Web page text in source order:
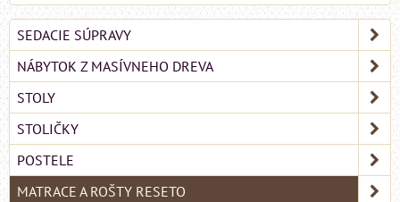
SEDACIE SÚPRAVY
NÁBYTOK Z MASÍVNEHO DREVA
STOLY
STOLIČKY
POSTELE
MATRACE A ROŠTY RESETO